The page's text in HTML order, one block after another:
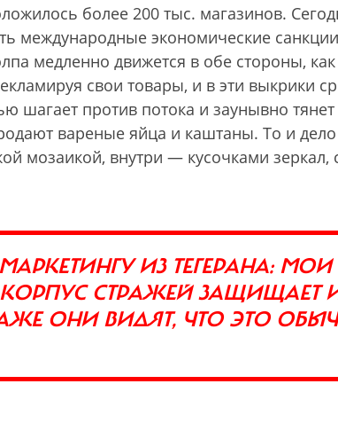
более 200 тыс. магазинов.
международные экономические
медленно движется в обе стороны,
свои товары, и в эти выкрики
шагает против потока и заунывно
вареные яйца и каштаны. То и
мозаикой, внутри — кусочками зеркал,
ИЗ ТЕГЕРАНА:
КОРПУС СТРАЖЕЙ ЗАЩИЩАЕТ
ОНИ ВИДЯТ, ЧТО ЭТО